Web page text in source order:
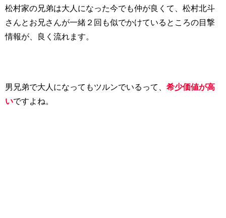
松村家の兄弟は大人になった今でも仲が良くて、松村北斗
さんとお兄さんが一緒２回も似でかけているところの目撃
情報が、良く流れます。
男兄弟で大人になってもツルンでいるって、 希少価値が高
いですよね。